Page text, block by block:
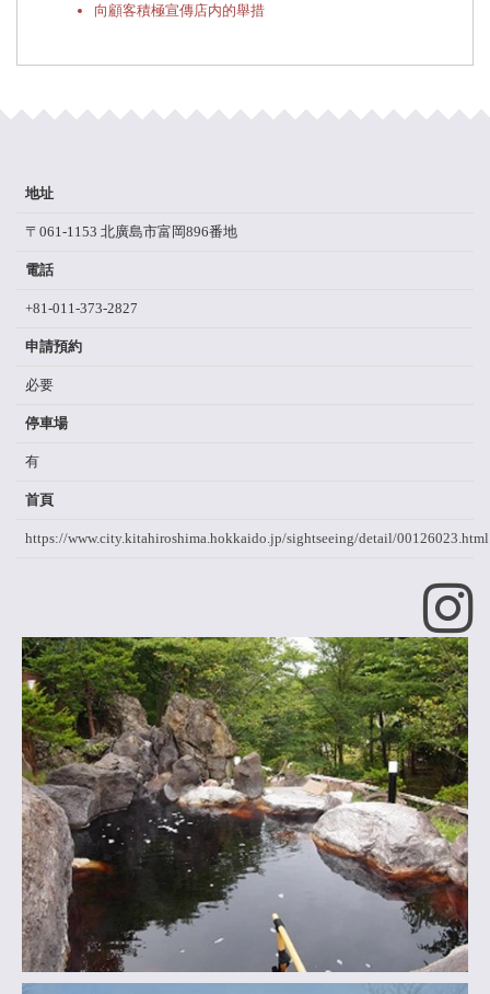
向顧客積極宣傳店内的舉措
地址
〒061-1153 北廣島市富岡896番地
電話
+81-011-373-2827
申請預約
必要
停車場
有
首頁
https://www.city.kitahiroshima.hokkaido.jp/sightseeing/detail/00126023.html